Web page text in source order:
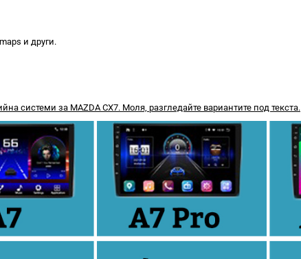
и други.
системи за MAZDA CX7. Моля, разгледайте вариантите под текста.